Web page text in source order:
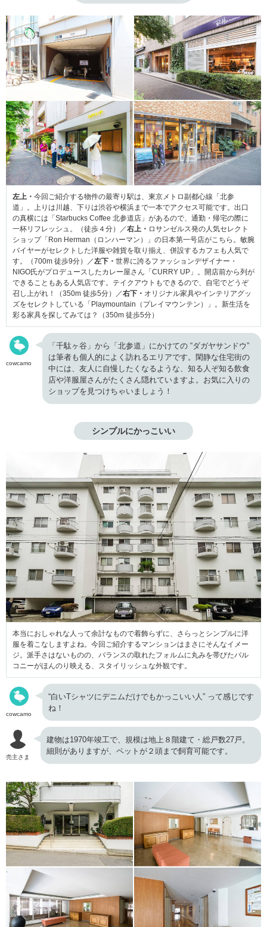
左上・ 今回ご紹介する物件の最寄り駅は、東京メトロ副都心線「北参
道」。上りは 川越、下りは渋谷や横浜まで一本でアクセス可能です。出口
の真横には「Starbucks Coffee 北参道店」があるので、通勤・帰宅の際に
一杯リフレッシュ。（徒歩４分）／右上・ ロサンゼルス発の人気セレクト
ショップ「Ron Herman（ロンハーマン）」の日本第一号店がこちら。敏腕
バイヤーがセレクトした洋服や雑貨を取り揃え、併設するカフェも人気で
す。（700m 徒歩9分）／左下・ 世界に誇るファッションデザイナー・
NIGO氏がプロデュースしたカレー屋さん「CURRY UP」。開店前から列が
できることもある人気店です。テイクアウトもできるので、自宅でどうぞ
召し上がれ！（350m 徒歩5分）／右下・ オリジナル家具やインテリアグッ
ズをセレクトしている「Playmountain（プレイマウンテン）」。新生活を
彩る家具を探してみては？（350m 徒歩5分）
cowcamo
「千駄ヶ谷」から「北参道」にかけての “ダガヤサンドウ”
は筆者も個人的によく訪れるエリアです。閑静な住宅街の
中には、友人に自慢したくなるような、知る人ぞ知る飲食
店や洋服屋さんがたくさん隠れていますよ。お気に入りの
ショップを見つけちゃいましょう！
シンプルにかっこいい
本当におしゃれな人って余計なもので着飾らずに、さらっとシンプルに洋
服を着こなしますよね。今回ご紹介するマンションはまさにそんなイメー
ジ。派手さはないものの、バランスの取れたフォルムに丸みを帯びたバル
コニーがほんのり映える、スタイリッシュな外観です。
cowcamo
“白いTシャツにデニムだけでもかっこいい人” って感じです
ね！
売主さま
建物は1970年竣工で、規模は地上８階建て・総戸数27戸。
細則がありますが、ペットが２頭まで飼育可能です。